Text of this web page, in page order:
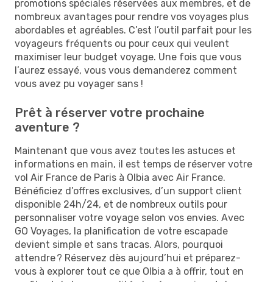
promotions spéciales réservées aux membres, et de
nombreux avantages pour rendre vos voyages plus
abordables et agréables. C’est l’outil parfait pour les
voyageurs fréquents ou pour ceux qui veulent
maximiser leur budget voyage. Une fois que vous
l’aurez essayé, vous vous demanderez comment
vous avez pu voyager sans !
Prêt à réserver votre prochaine
aventure ?
Maintenant que vous avez toutes les astuces et
informations en main, il est temps de réserver votre
vol Air France de Paris à Olbia avec Air France.
Bénéficiez d’offres exclusives, d’un support client
disponible 24h/24, et de nombreux outils pour
personnaliser votre voyage selon vos envies. Avec
GO Voyages, la planification de votre escapade
devient simple et sans tracas. Alors, pourquoi
attendre ? Réservez dès aujourd’hui et préparez-
vous à explorer tout ce que Olbia a à offrir, tout en